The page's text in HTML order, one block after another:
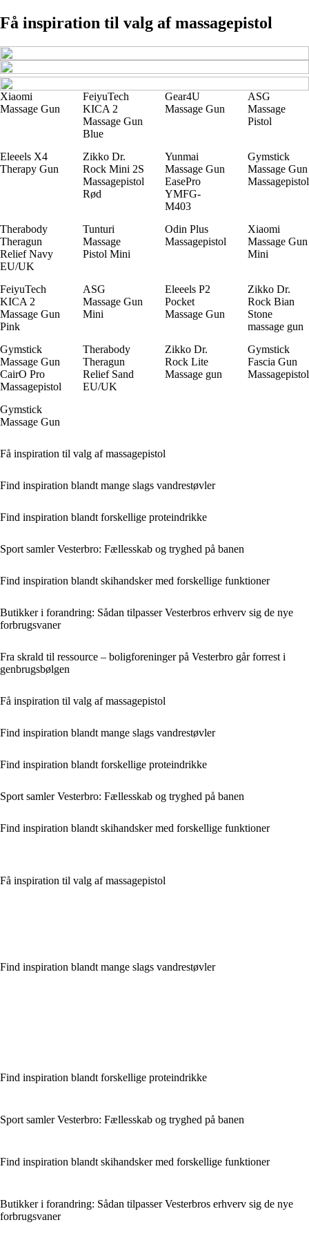
Få inspiration til valg af massagepistol
Xiaomi
Massage Gun
FeiyuTech
KICA 2
Massage Gun
Blue
Gear4U
Massage Gun
ASG
Massage
Pistol
Eleeels X4
Therapy Gun
Zikko Dr.
Rock Mini 2S
Massagepistol
Rød
Yunmai
Massage Gun
EasePro
YMFG-
M403
Gymstick
Massage Gun
Massagepistol
Therabody
Theragun
Relief Navy
EU/UK
Tunturi
Massage
Pistol Mini
Odin Plus
Massagepistol
Xiaomi
Massage Gun
Mini
FeiyuTech
KICA 2
Massage Gun
Pink
ASG
Massage Gun
Mini
Eleeels P2
Pocket
Massage Gun
Zikko Dr.
Rock Bian
Stone
massage gun
Gymstick
Massage Gun
CairO Pro
Massagepistol
Therabody
Theragun
Relief Sand
EU/UK
Zikko Dr.
Rock Lite
Massage gun
Gymstick
Fascia Gun
Massagepistol
Gymstick
Massage Gun
Få inspiration til valg af massagepistol
Find inspiration blandt mange slags vandrestøvler
Find inspiration blandt forskellige proteindrikke
Sport samler Vesterbro: Fællesskab og tryghed på banen
Find inspiration blandt skihandsker med forskellige funktioner
Butikker i forandring: Sådan tilpasser Vesterbros erhverv sig de nye
forbrugsvaner
Fra skrald til ressource – boligforeninger på Vesterbro går forrest i
genbrugsbølgen
Få inspiration til valg af massagepistol
Find inspiration blandt mange slags vandrestøvler
Find inspiration blandt forskellige proteindrikke
Sport samler Vesterbro: Fællesskab og tryghed på banen
Find inspiration blandt skihandsker med forskellige funktioner
Få inspiration til valg af massagepistol
Find inspiration blandt mange slags vandrestøvler
Find inspiration blandt forskellige proteindrikke
Sport samler Vesterbro: Fællesskab og tryghed på banen
Find inspiration blandt skihandsker med forskellige funktioner
Butikker i forandring: Sådan tilpasser Vesterbros erhverv sig de nye
forbrugsvaner